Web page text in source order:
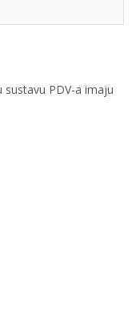
sustavu PDV-a imaju